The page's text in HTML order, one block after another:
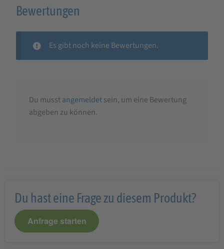
Bewertungen
Es gibt noch keine Bewertungen.
Du musstangemeldetsein, um eine Bewertung
abgeben zu können.
Du hast eine Frage zu diesem Produkt?
Anfrage starten